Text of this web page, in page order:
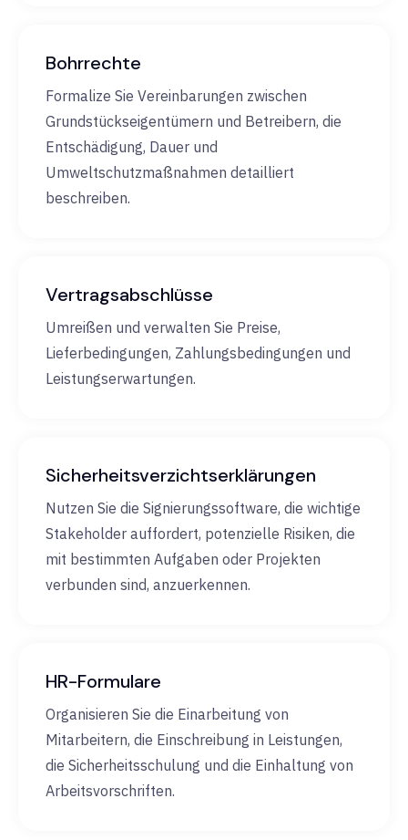
Bohrrechte
Formalize Sie Vereinbarungen zwischen
Grundstückseigentümern und Betreibern, die
Entschädigung, Dauer und
Umweltschutzmaßnahmen detailliert
beschreiben.
Vertragsabschlüsse
Umreißen und verwalten Sie Preise,
Lieferbedingungen, Zahlungsbedingungen und
Leistungserwartungen.
Sicherheitsverzichtserklärungen
Nutzen Sie die Signierungssoftware, die wichtige
Stakeholder auffordert, potenzielle Risiken, die
mit bestimmten Aufgaben oder Projekten
verbunden sind, anzuerkennen.
HR-Formulare
Organisieren Sie die Einarbeitung von
Mitarbeitern, die Einschreibung in Leistungen,
die Sicherheitsschulung und die Einhaltung von
Arbeitsvorschriften.